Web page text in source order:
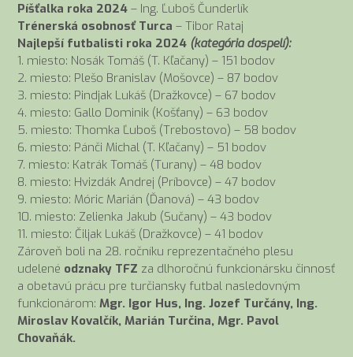
Píšťalka roka 2024 – Ing. Ľuboš Čunderlík
Trénerská osobnosť Turca – Tibor Rataj
Najlepší futbalisti roka 2024 (kategória dospelí):
1. miesto: Nosák Tomáš (T. Kľačany) – 151 bodov
2. miesto: Plešo Branislav (Mošovce) – 87 bodov
3. miesto: Pindjak Lukáš (Dražkovce) – 67 bodov
4. miesto: Gallo Dominik (Košťany) – 63 bodov
5. miesto: Thomka Ľuboš (Trebostovo) – 58 bodov
6. miesto: Pánči Michal (T. Kľačany) – 51 bodov
7. miesto: Katrák Tomáš (Turany) – 48 bodov
8. miesto: Hvizdák Andrej (Príbovce) – 47 bodov
9. miesto: Móric Marián (Ďanová) – 43 bodov
10. miesto: Zelienka Jakub (Sučany) – 43 bodov
11. miesto: Čiljak Lukáš (Dražkovce) – 41 bodov
Zároveň boli na 28. ročníku reprezentačného plesu
udelené odznaky TFZ za dlhoročnú funkcionársku činnosť
a obetavú prácu pre turčiansky futbal nasledovným
funkcionárom: Mgr. Igor Hus, Ing. Jozef Turčány, Ing.
Miroslav Kovalčík, Marián Turčina, Mgr. Pavol
Chovaňák.